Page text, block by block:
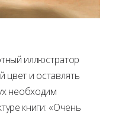
иллюстратор
цвет и оставлять
необходим
книги: «Очень